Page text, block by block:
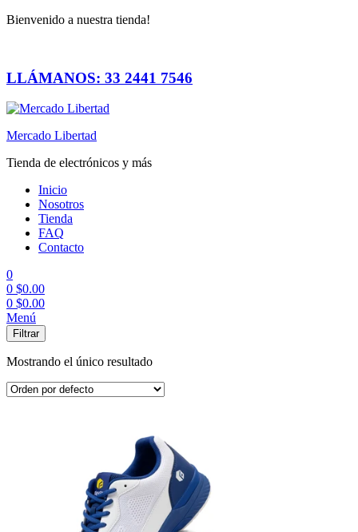
Bienvenido a nuestra tienda!
LLÁMANOS: 33 2441 7546
Mercado Libertad
Tienda de electrónicos y más
Inicio
Nosotros
Tienda
FAQ
Contacto
0
0 $0.00
0 $0.00
Menú
Filtrar
Mostrando el único resultado